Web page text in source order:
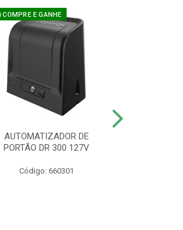
COMPRE E GANHE
AUTOMATIZADOR DE
PORTÃO DR 300 127V
Código: 660301